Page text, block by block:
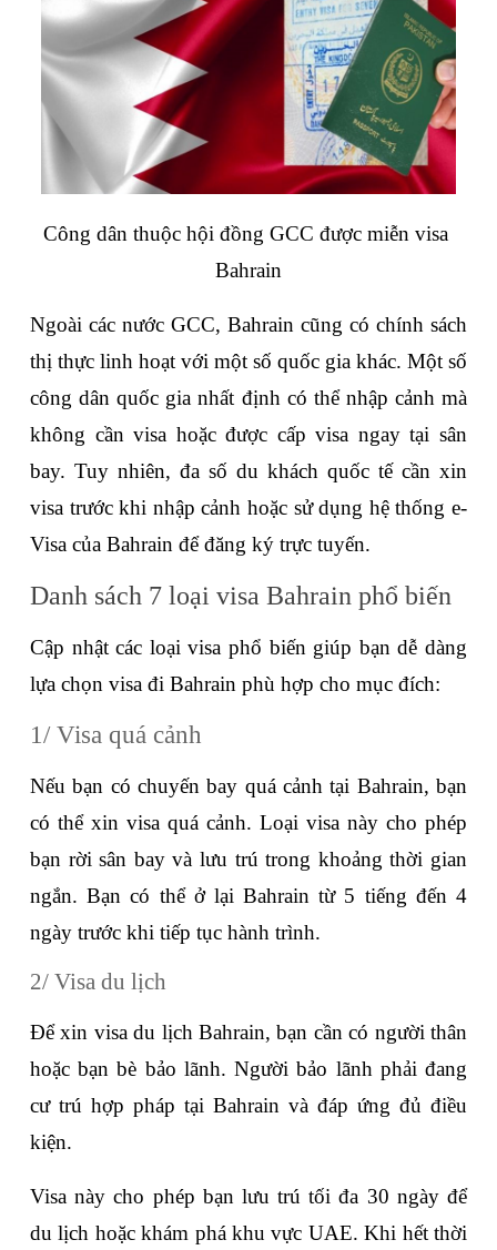
Công dân thuộc hội đồng GCC được miễn visa
Bahrain
Ngoài các nước GCC, Bahrain cũng có chính sách
thị thực linh hoạt với một số quốc gia khác. Một số
công dân quốc gia nhất định có thể nhập cảnh mà
không cần visa hoặc được cấp visa ngay tại sân
bay. Tuy nhiên, đa số du khách quốc tế cần xin
visa trước khi nhập cảnh hoặc sử dụng hệ thống e-
Visa của Bahrain để đăng ký trực tuyến.
Danh sách 7 loại visa Bahrain phổ biến
Cập nhật các loại visa phổ biến giúp bạn dễ dàng
lựa chọn visa đi Bahrain phù hợp cho mục đích:
1/ Visa quá cảnh
Nếu bạn có chuyến bay quá cảnh tại Bahrain, bạn
có thể xin visa quá cảnh. Loại visa này cho phép
bạn rời sân bay và lưu trú trong khoảng thời gian
ngắn. Bạn có thể ở lại Bahrain từ 5 tiếng đến 4
ngày trước khi tiếp tục hành trình.
2/ Visa du lịch
Để xin visa du lịch Bahrain, bạn cần có người thân
hoặc bạn bè bảo lãnh. Người bảo lãnh phải đang
cư trú hợp pháp tại Bahrain và đáp ứng đủ điều
kiện.
Visa này cho phép bạn lưu trú tối đa 30 ngày để
du lịch hoặc khám phá khu vực UAE. Khi hết thời